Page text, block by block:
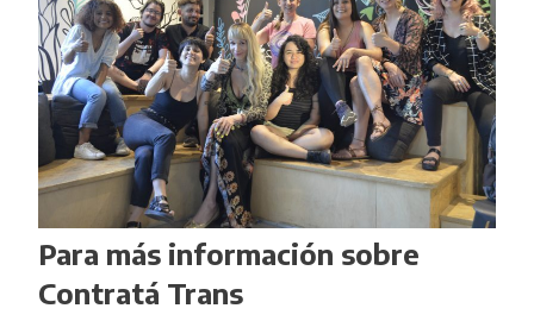
Para más información sobre
Contratá Trans